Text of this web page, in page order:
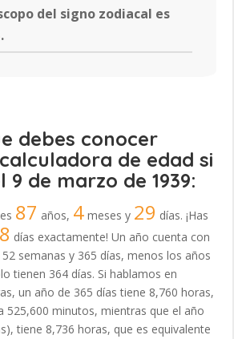
del signo zodiacal es
.
debes conocer
de edad si
9 de marzo de 1939:
87 años, 4 meses y 29 días. ¡Has
días exactamente! Un año cuenta con
semanas y 365 días, menos los años
tienen 364 días. Si hablamos en
un año de 365 días tiene 8,760 horas,
525,600 minutos, mientras que el año
tiene 8,736 horas, que es equivalente